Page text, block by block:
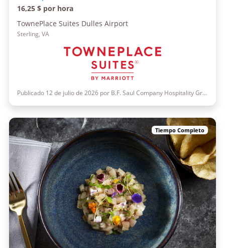
16,25 $ por hora
TownePlace Suites Dulles Airport
Sterling, VA
Publicado 12 de julio de 2026 por B.F. Saul Company Hospitality Group
Tiempo Completo